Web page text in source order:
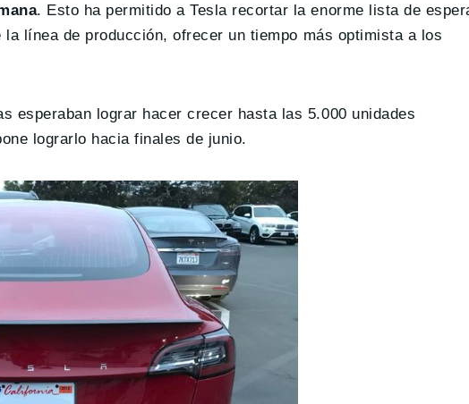
. Esto ha permitido a Tesla recortar la enorme lista de
línea de producción, ofrecer un tiempo más optimista a los
esperaban lograr hacer crecer hasta las 5.000 unidades
lograrlo hacia finales de junio.